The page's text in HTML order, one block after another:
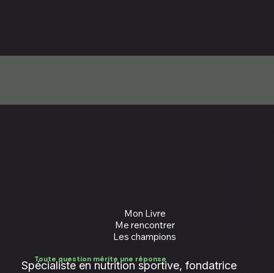
Academy
Academy
Spécialiste en nutrition sportive, fondatrice
Mon Livre
Me rencontrer
Les champions
Toute question mérite une réponse